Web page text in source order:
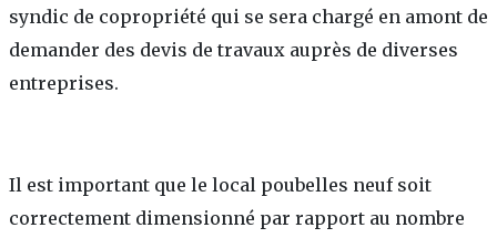
syndic de copropriété qui se sera chargé en amont de
demander des devis de travaux auprès de diverses
entreprises.
Il est important que le local poubelles neuf soit
correctement dimensionné par rapport au nombre